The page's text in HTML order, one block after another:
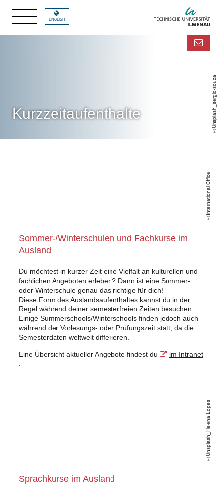
Unsplash_sergio-souza
ENGLISH
Kurzzeitaufenthalte
Sommer-/Winterschulen und Fachkurse im
Ausland
Du möchtest in kurzer Zeit eine Vielfalt an kulturellen und
fachlichen Angeboten erleben? Dann ist eine Sommer-
oder Winterschule genau das richtige für dich!
Diese Form des Auslandsaufenthaltes kannst du in der
Regel während deiner semesterfreien Zeiten besuchen.
Einige Summerschools/Winterschools finden jedoch auch
während der Vorlesungs- oder Prüfungszeit statt, da die
Semesterdaten weltweit differieren.
Eine Übersicht aktueller Angebote findest du
im Intranet
International Office
Unsplash_Helena Lopes
Sprachkurse im Ausland